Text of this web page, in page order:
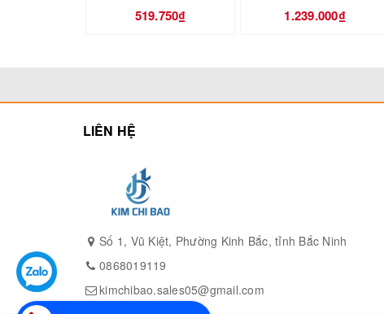
Cấp bảo vệ động cơ: IP68
519.750₫ 1.239.000₫
LIÊN HỆ
Số 1, Vũ Kiệt, Phường Kinh Bắc, tỉnh Bắc Ninh
0868019119
kimchibao.sales05@gmail.com